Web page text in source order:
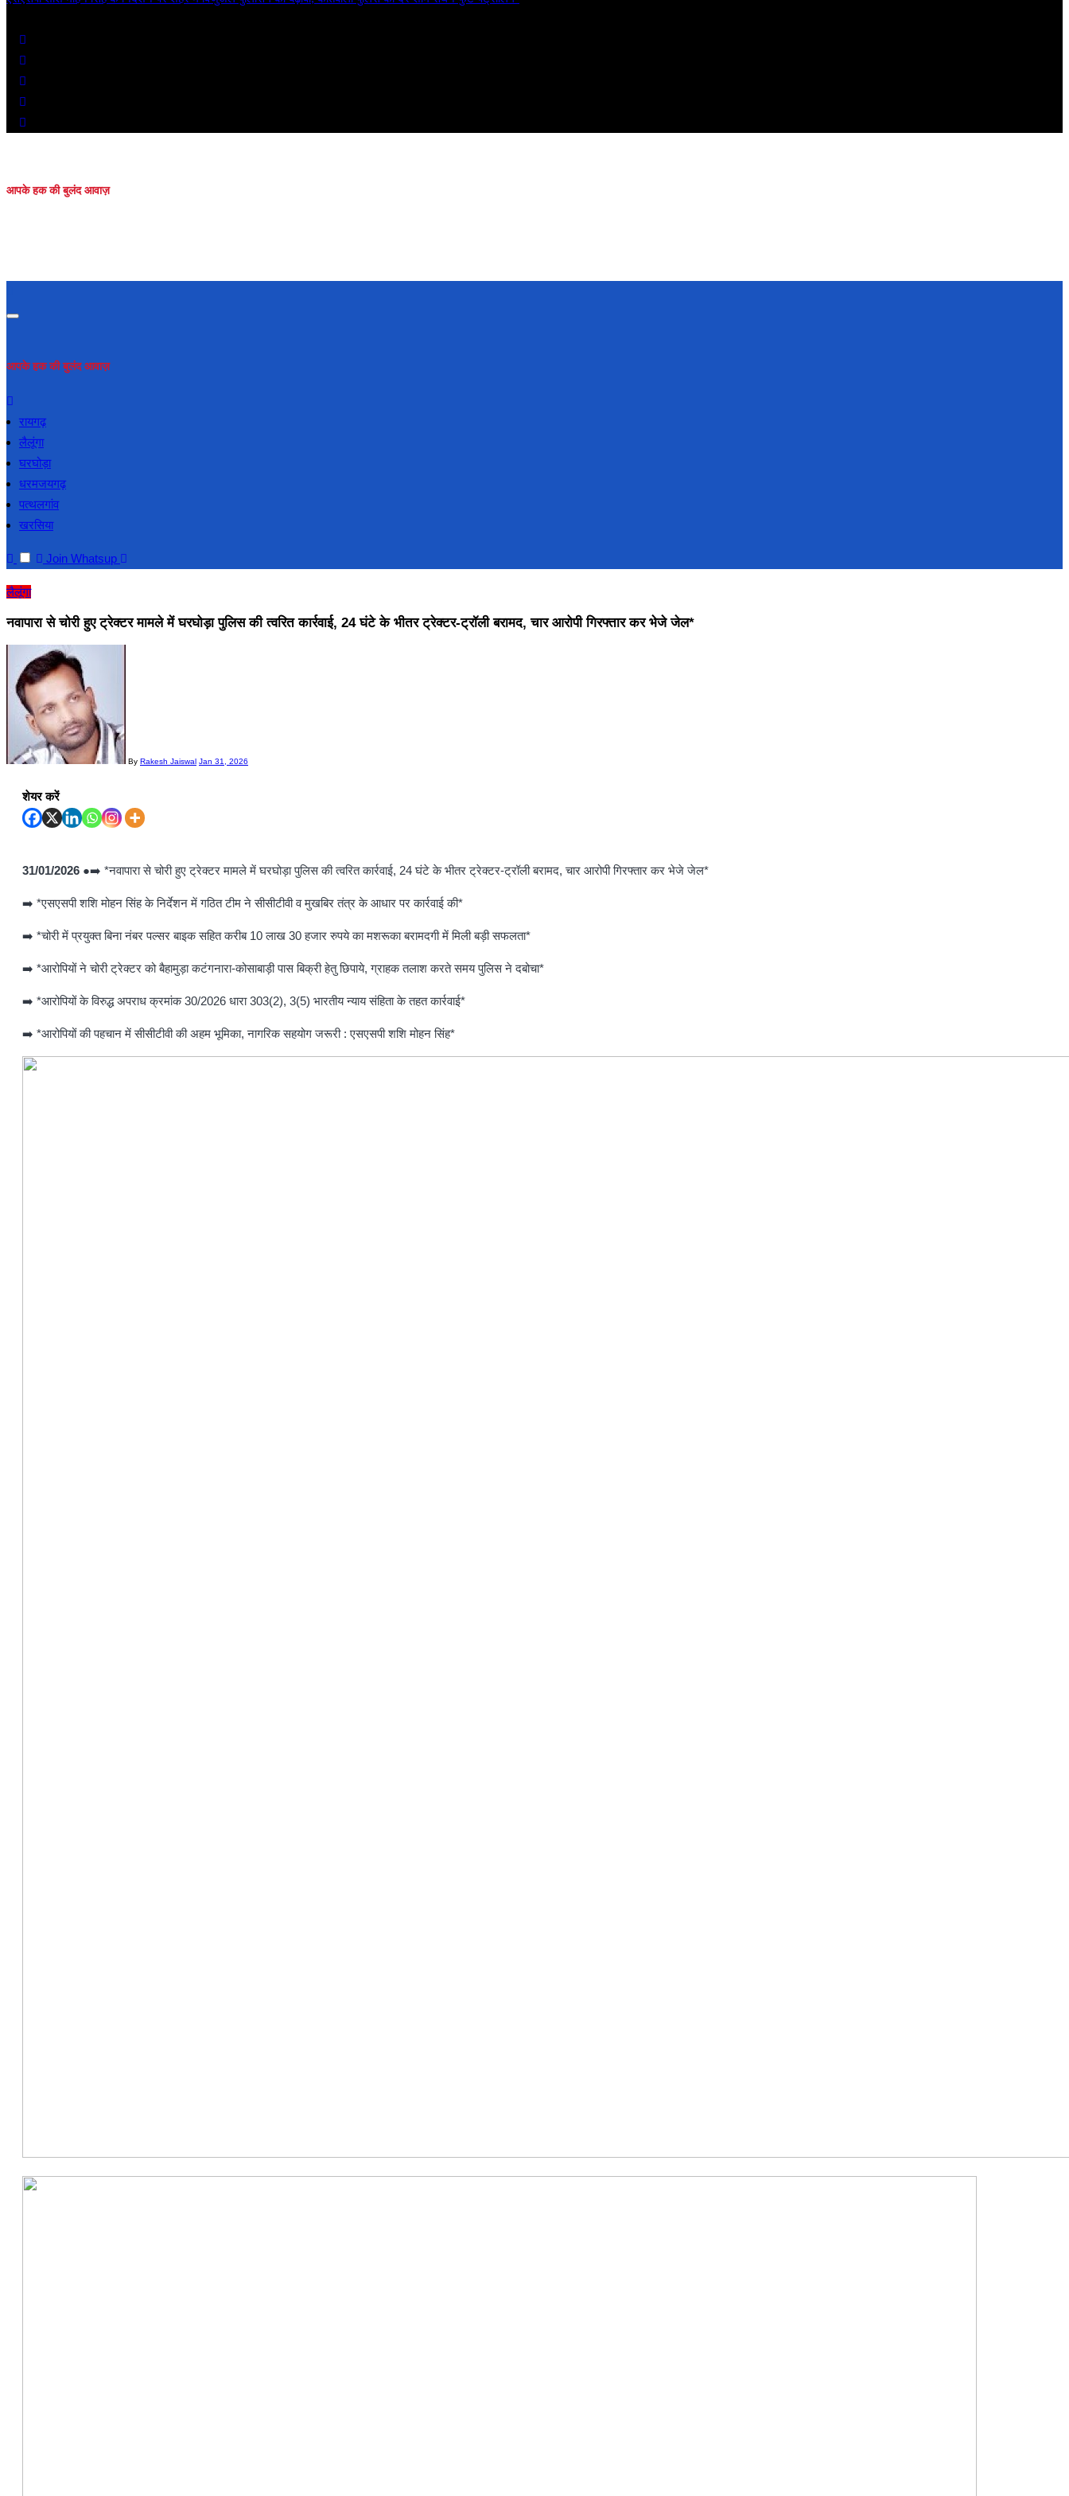
आपके हक की बुलंद आवाज़
आपके हक की बुलंद आवाज़
रायगढ़
लैलूंगा
घरघोड़ा
धरमजयगढ़
पत्थलगांव
खरसिया
Join Whatsup
लैलूंगा
नवापारा से चोरी हुए ट्रेक्टर मामले में घरघोड़ा पुलिस की त्वरित कार्रवाई, 24 घंटे के भीतर ट्रेक्टर-ट्रॉली बरामद, चार आरोपी गिरफ्तार कर भेजे जेल*
By Rakesh Jaiswal Jan 31, 2026
शेयर करें
31/01/2026 ●➡️ *नवापारा से चोरी हुए ट्रेक्टर मामले में घरघोड़ा पुलिस की त्वरित कार्रवाई, 24 घंटे के भीतर ट्रेक्टर-ट्रॉली बरामद, चार आरोपी गिरफ्तार कर भेजे जेल*
➡️ *एसएसपी शशि मोहन सिंह के निर्देशन में गठित टीम ने सीसीटीवी व मुखबिर तंत्र के आधार पर कार्रवाई की*
➡️ *चोरी में प्रयुक्त बिना नंबर पल्सर बाइक सहित करीब 10 लाख 30 हजार रुपये का मशरूका बरामदगी में मिली बड़ी सफलता*
➡️ *आरोपियों ने चोरी ट्रेक्टर को बैहामुड़ा कटंगनारा-कोसाबाड़ी पास बिक्री हेतु छिपाये, ग्राहक तलाश करते समय पुलिस ने दबोचा*
➡️ *आरोपियों के विरुद्ध अपराध क्रमांक 30/2026 धारा 303(2), 3(5) भारतीय न्याय संहिता के तहत कार्रवाई*
➡️ *आरोपियों की पहचान में सीसीटीवी की अहम भूमिका, नागरिक सहयोग जरूरी : एसएसपी शशि मोहन सिंह*